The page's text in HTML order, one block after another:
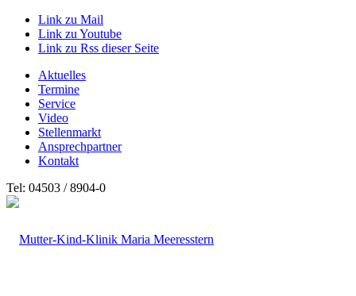
Link zu Mail
Link zu Youtube
Link zu Rss dieser Seite
Aktuelles
Termine
Service
Video
Stellenmarkt
Ansprechpartner
Kontakt
Tel: 04503 / 8904-0